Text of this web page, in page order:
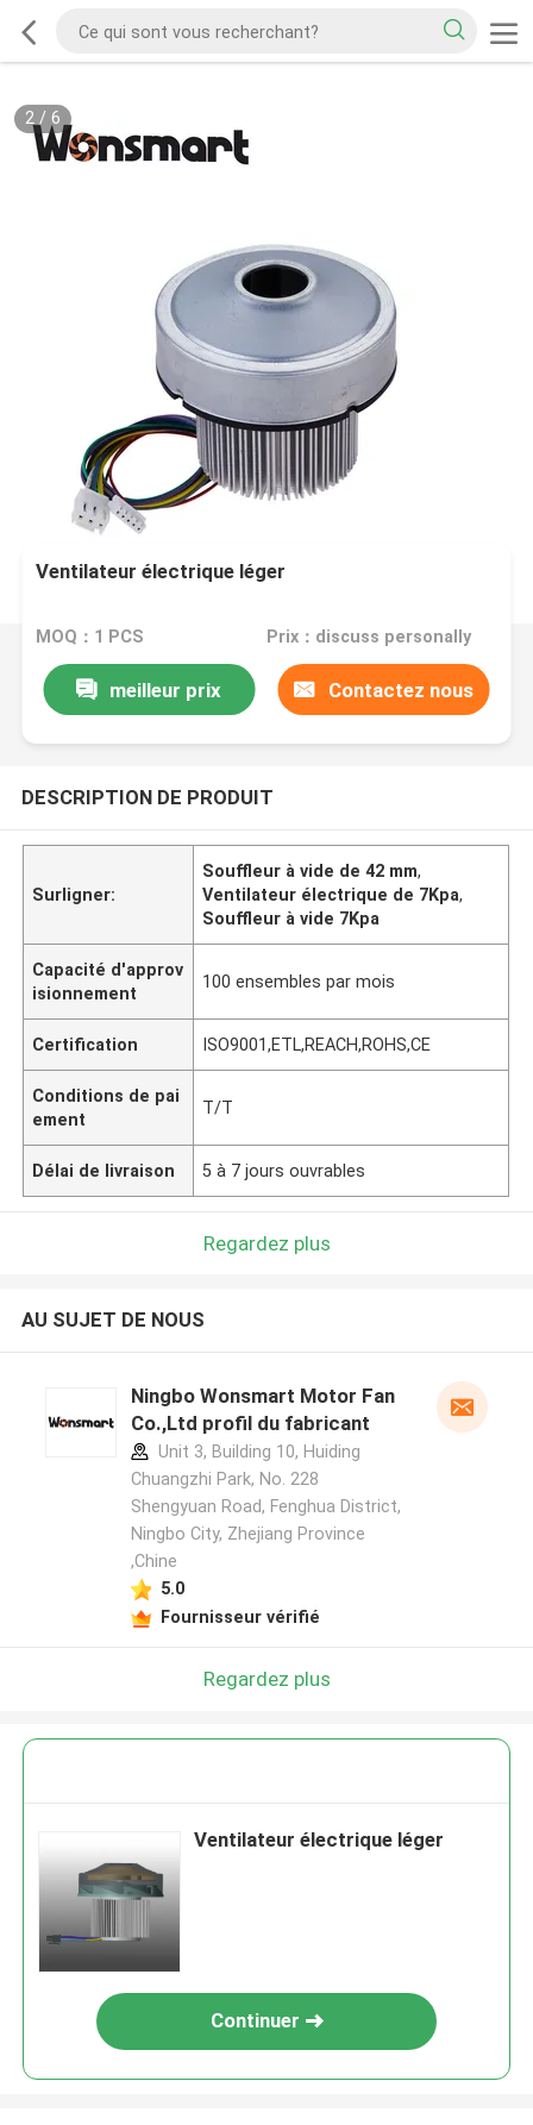
2/ 6
Ventilateur électrique léger
MOQ：1 PCS Prix：discuss personally
meilleur prix Contactez nous
DESCRIPTION DE PRODUIT
Surligner:
Souffleur à vide de 42 mm,
Ventilateur électrique de 7Kpa,
Souffleur à vide 7Kpa
Capacité d'approv
isionnement
100 ensembles par mois
Certification ISO9001,ETL,REACH,ROHS,CE
Conditions de pai
ement
T/T
Délai de livraison 5 à 7 jours ouvrables
Regardez plus
AU SUJET DE NOUS
Ningbo Wonsmart Motor Fan
Co.,Ltd profil du fabricant
Unit 3, Building 10, Huiding
Chuangzhi Park, No. 228
Shengyuan Road, Fenghua District,
Ningbo City, Zhejiang Province
,Chine
5.0
Fournisseur vérifié
Regardez plus
Ventilateur électrique léger
Continuer